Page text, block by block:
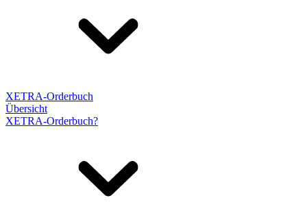
XETRA-Orderbuch
Übersicht
XETRA-Orderbuch?